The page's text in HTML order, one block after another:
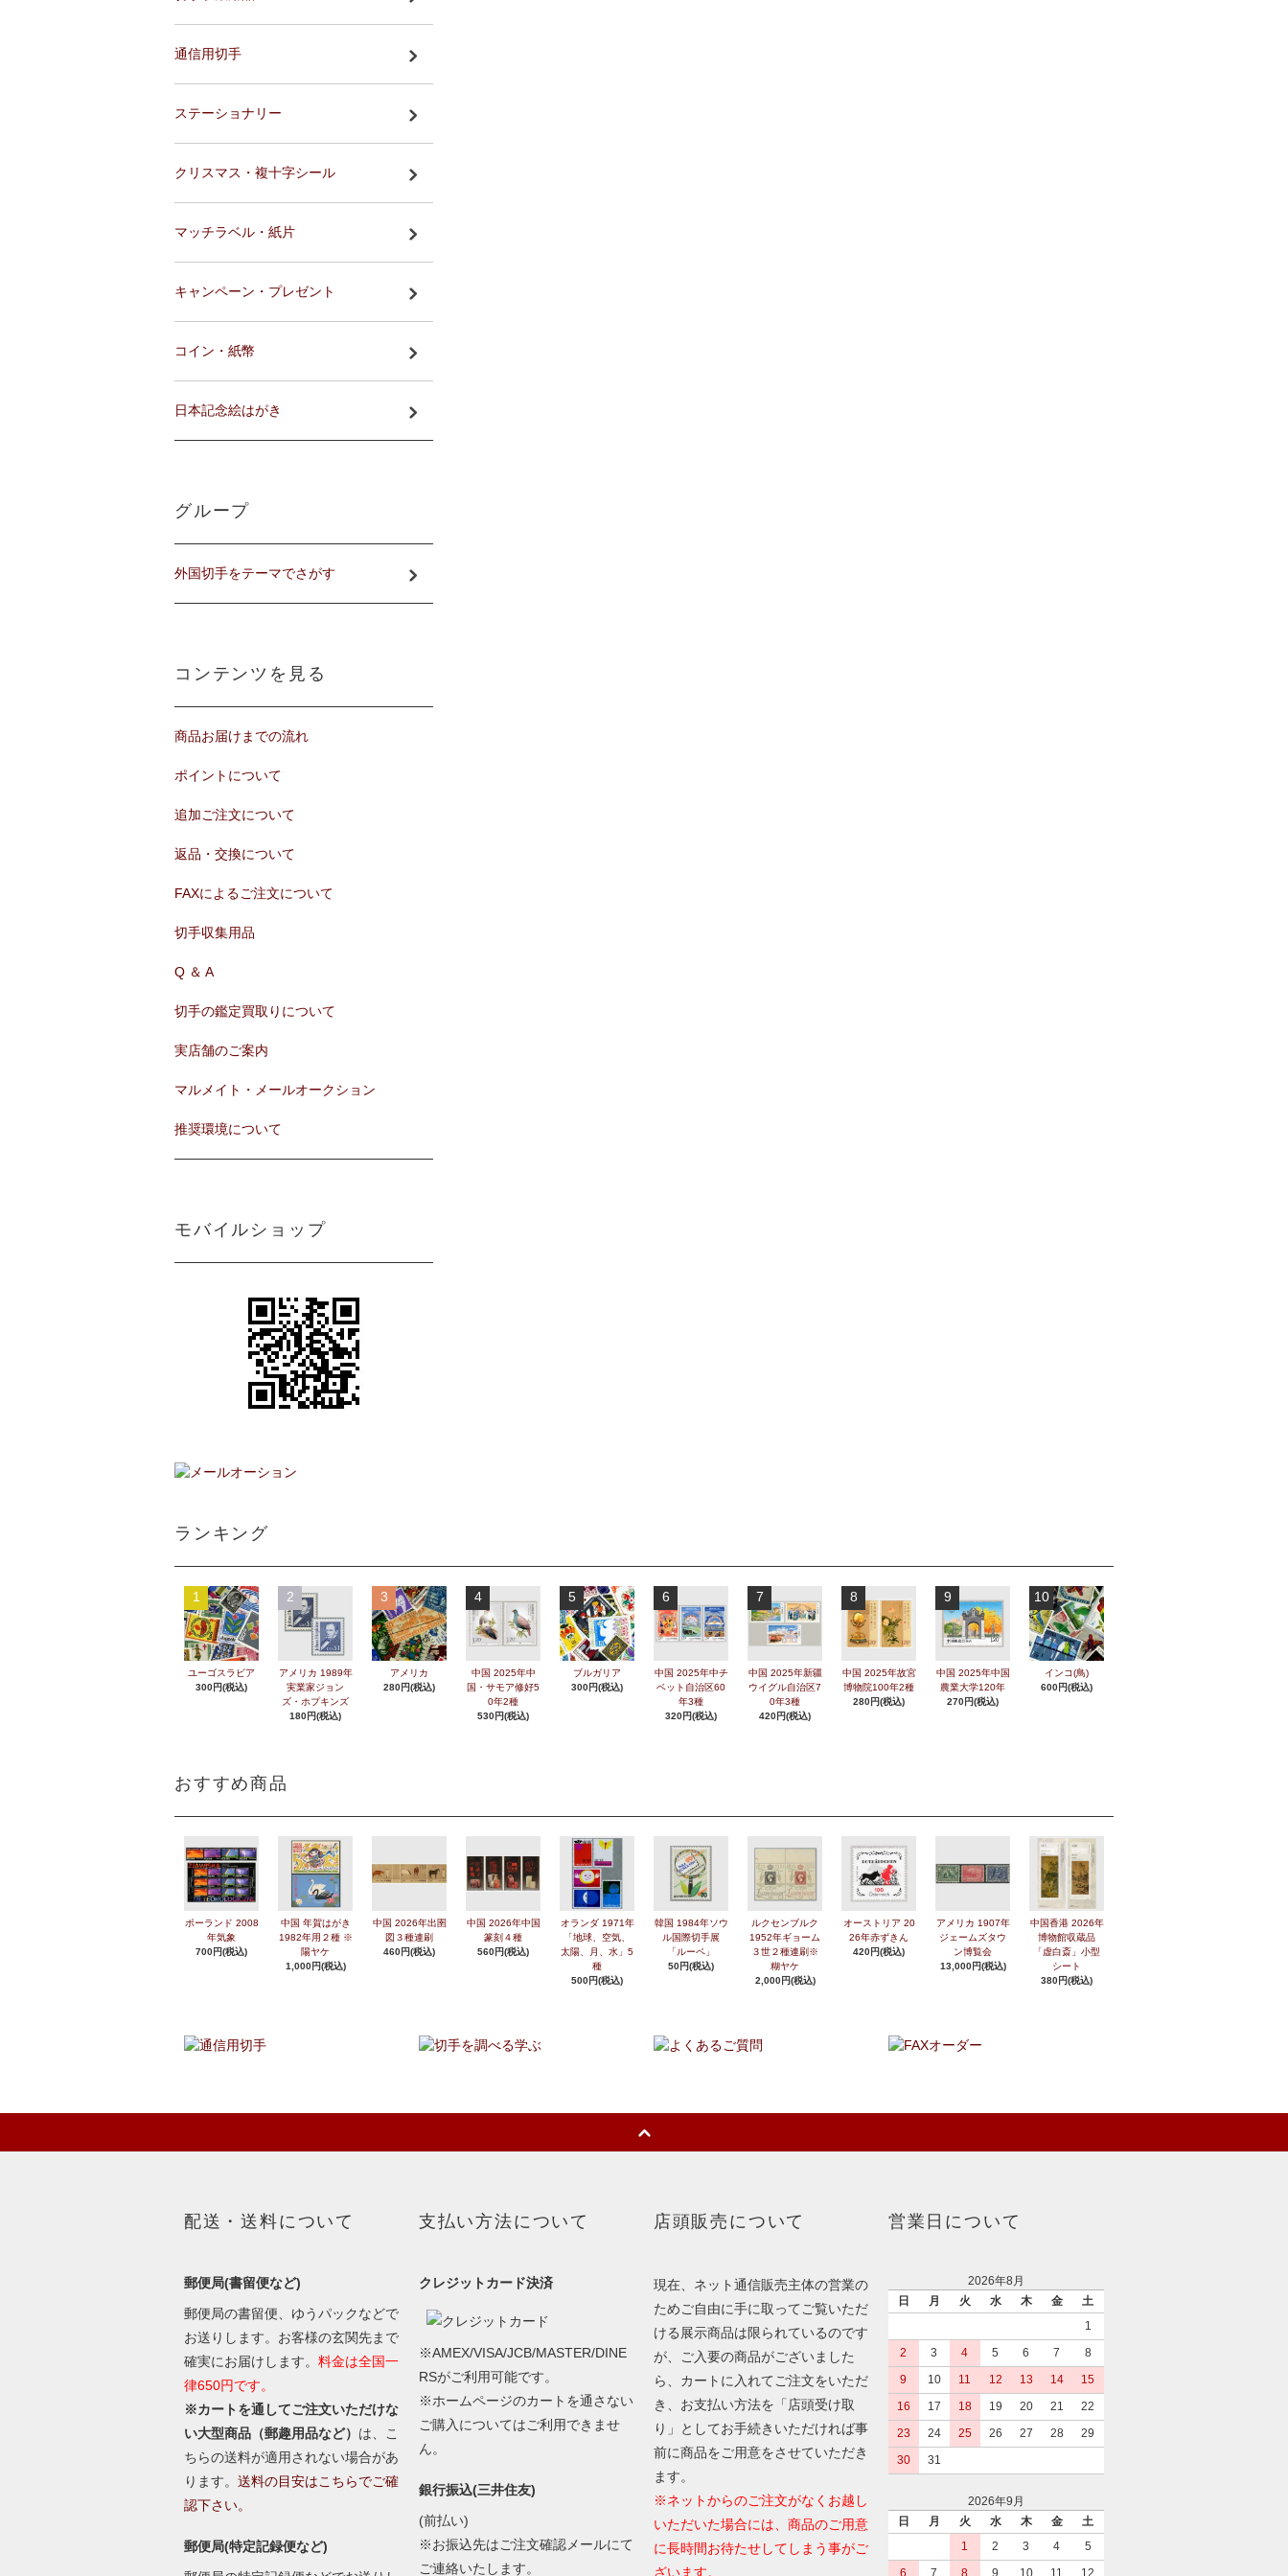
通信用切手
ステーショナリー
クリスマス・複十字シール
マッチラベル・紙片
キャンペーン・プレゼント
コイン・紙幣
日本記念絵はがき
グループ
外国切手をテーマでさがす
コンテンツを見る
商品お届けまでの流れ
ポイントについて
追加ご注文について
返品・交換について
FAXによるご注文について
切手収集用品
Q ＆ A
切手の鑑定買取りについて
実店舗のご案内
マルメイト・メールオークション
推奨環境について
モバイルショップ
ランキング
1
ユーゴスラビア
300円(税込)
2
アメリカ 1989年
実業家ジョン
ズ・ホプキンズ
180円(税込)
3
アメリカ
280円(税込)
4
中国 2025年中
国・サモア修好5
0年2種
530円(税込)
5
ブルガリア
300円(税込)
6
中国 2025年中チ
ベット自治区60
年3種
320円(税込)
7
中国 2025年新疆
ウイグル自治区7
0年3種
420円(税込)
8
中国 2025年故宮
博物院100年2種
280円(税込)
9
中国 2025年中国
農業大学120年
270円(税込)
10
インコ(鳥)
600円(税込)
おすすめ商品
ポーランド 2008
年気象
700円(税込)
中国 年賀はがき
1982年用２種 ※
陽ヤケ
1,000円(税込)
中国 2026年出圉
図３種連刷
460円(税込)
中国 2026年中国
篆刻４種
560円(税込)
オランダ 1971年
「地球、空気、
太陽、月、水」5
種
500円(税込)
韓国 1984年ソウ
ル国際切手展
「ルーペ」
50円(税込)
ルクセンブルク
1952年ギョーム
３世２種連刷※
糊ヤケ
2,000円(税込)
オーストリア 20
26年赤ずきん
420円(税込)
アメリカ 1907年
ジェームズタウ
ン博覧会
13,000円(税込)
中国香港 2026年
博物館収蔵品
「虚白斎」小型
シート
380円(税込)
配送・送料について
郵便局(書留便など)
郵便局の書留便、ゆうパックなどで
お送りします。お客様の玄関先まで
確実にお届けします。 料金は全国一
律650円です。
※カートを通してご注文いただけな
い大型商品（郵趣用品など） は、こ
ちらの送料が適用されない場合があ
ります。 送料の目安はこちらでご確
認下さい。
郵便局(特定記録便など)
支払い方法について
クレジットカード決済
※AMEX/VISA/JCB/MASTER/DINE
RSがご利用可能です。
※ホームページのカートを通さない
ご購入についてはご利用できませ
ん。
銀行振込(三井住友)
(前払い)
※お振込先はご注文確認メールにて
ご連絡いたします。
店頭販売について
現在、ネット通信販売主体の営業の
ためご自由に手に取ってご覧いただ
ける展示商品は限られているのです
が、ご入要の商品がございました
ら、カートに入れてご注文をいただ
き、お支払い方法を「店頭受け取
り」としてお手続きいただければ事
前に商品をご用意をさせていただき
ます。
※ネットからのご注文がなくお越し
いただいた場合には、商品のご用意
に長時間お待たせしてしまう事がご
ざいます。
営業日について
2026年8月
日
月 火 水 木 金
土
1
2
3 4 5 6 7
8
9
10 11 12 13 14
15
16
17 18 19 20 21
22
23
24 25 26 27 28
29
30
31
2026年9月
日
月 火 水 木 金
土
1
2 3 4
5
6
7 8 9 10 11 12